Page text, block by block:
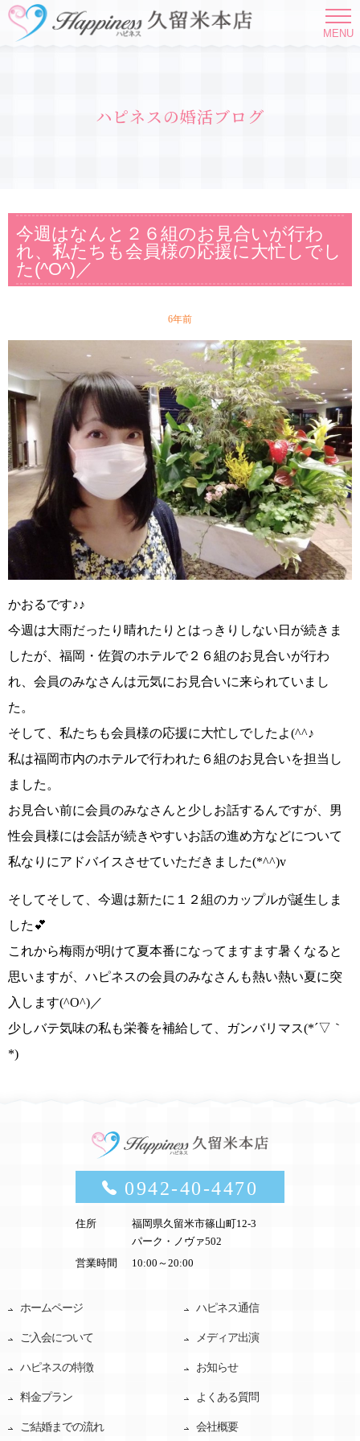
MENU
ハピネスの婚活ブログ
今週はなんと２６組のお見合いが行わ
れ、私たちも会員様の応援に大忙しでし
た(^O^)／
6年前
かおるです♪♪
今週は大雨だったり晴れたりとはっきりしない日が続きま
したが、福岡・佐賀のホテルで２６組のお見合いが行わ
れ、会員のみなさんは元気にお見合いに来られていまし
た。
そして、私たちも会員様の応援に大忙しでしたよ(^^♪
私は福岡市内のホテルで行われた６組のお見合いを担当し
ました。
お見合い前に会員のみなさんと少しお話するんですが、男
性会員様には会話が続きやすいお話の進め方などについて
私なりにアドバイスさせていただきました(*^^)v
そしてそして、 今週は新たに１２組のカップルが誕生しま
した 💕
これから梅雨が明けて夏本番になってますます暑くなると
思いますが、ハピネスの会員のみなさんも熱い熱い夏に突
入します(^O^)／
少しバテ気味の私も栄養を補給して、
ガンバリマス(*´▽｀
*)
0942-40-4470
住所
福岡県久留米市篠山町12-3
パーク・ノヴァ502
営業時間
10:00～20:00
ホームページ
ご入会について
ハピネスの特徴
料金プラン
ご結婚までの流れ
ハピネス通信
メディア出演
お知らせ
よくある質問
会社概要